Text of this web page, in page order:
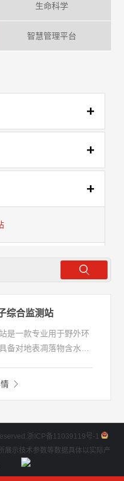
生命科学
智慧管理平台
集平台
综合监测站
是一款专业用于野外环
备对地表凋落物含水
运行需求，确保数据准
浙ICP备11039119号-1
展示技术参数等数据具体以实际产